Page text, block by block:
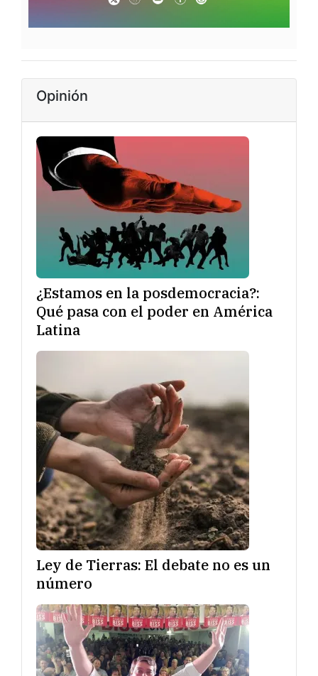
Opinión
¿Estamos en la posdemocracia?:
Qué pasa con el poder en América
Latina
Ley de Tierras: El debate no es un
número